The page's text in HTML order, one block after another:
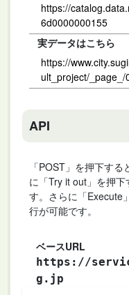
https://
6d0000000155
実データはこちら
https://
ult_project/
API
「POST」を押下す
に「Try it out」を押
す。さらに「Execute
行が可能です。
ベースURL
https://
g.jp